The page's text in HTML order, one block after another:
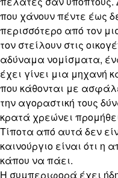
που χάνουν πέντε έως
περισσότερο από τον
τον στείλουν στις
αδύναμα νομίσματα,
έχει γίνει μια μηχανή
που κάθονται με
την αγοραστική τους
κρατά χρεώνει
Τίποτα από αυτά δεν
καινούργιο είναι ότι η
κάπου να πάει.
Η συμπεριφορά έχει